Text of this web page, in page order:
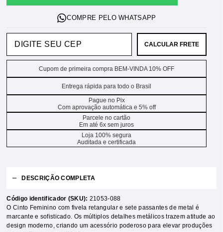
CALCULAR FRETE
Cupom de primeira compra BEM-VINDA 10% OFF
Entrega rápida para todo o Brasil
Pague no Pix
Com aprovação automática e 5% off
Parcele no cartão
Em até 6x sem juros
Loja 100% segura
Auditada e certificada
DESCRIÇÃO COMPLETA
Código identificador (SKU): 21053-088
O Cinto Feminino com fivela retangular e sete passantes de metal é
marcante e sofisticado. Os múltiplos detalhes metálicos trazem atitude ao
design moderno, criando um acessório poderoso para elevar produções